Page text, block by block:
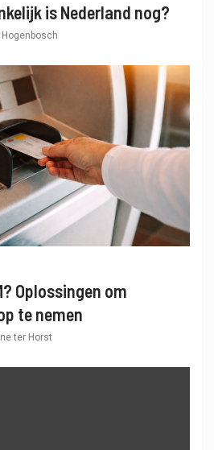
is Nederland nog?
Oplossingen om
te nemen
ter Horst